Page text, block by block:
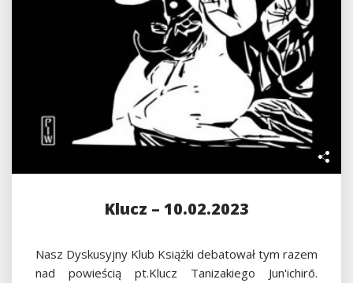
Klucz – 10.02.2023
Nasz Dyskusyjny Klub Książki debatował tym razem
nad powieścią pt.Klucz Tanizakiego Jun'ichirō.